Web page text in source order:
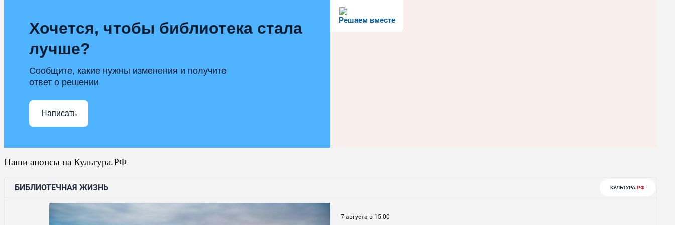
Решаем вместе
Хочется, чтобы библиотека стала
лучше?
Сообщите, какие нужны изменения и получите
ответ о решении
Написать
Наши анонсы на Культура.РФ